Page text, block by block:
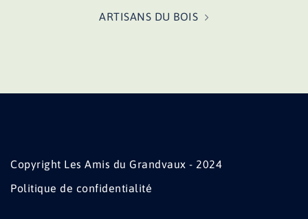
ARTISANS DU BOIS
Copyright Les Amis du Grandvaux - 2024
Politique de confidentialité